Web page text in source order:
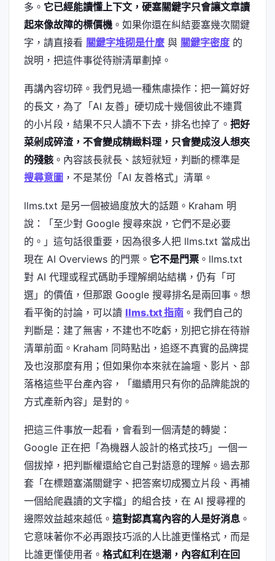
多。 它已經能讀懂上下文，硬塞關鍵字只會讓文章讀
起來像故障的標價機 。如果你還在糾結要塞幾次關鍵
字，請直接看 關鍵字堆砌是什麼 與 關鍵字密度 的
說明，把這件事從待辦清單劃掉。
再講內容切碎。我們見過一種焦慮操作：把一篇好好
的長文，為了「AI 友善」硬切成十幾個彼此不連貫
的小片段，結果不只人讀不下去，排名也掉了。 把好
菜剁成碎渣，不會變成精緻料理，只會變成沒人想夾
的殘骸 。內容該長就長、該短就短，判斷的標準是
搜尋意圖 ，不是某份「AI 友善格式」清單。
llms.txt 是另一個被過度放大的話題。Kraham 明
說：「至少對 Google 搜尋來說，它們不是必要
的。」這句話很重要，因為很多人把 llms.txt 當成出
現在 AI Overviews 的門票。 它不是門票 。llms.txt
對 AI 代理或程式碼助手理解網站結構，仍有「可
選」的價值，但那跟 Google 搜尋排名是兩回事。想
看平衡的討論，可以讀 llms.txt 指南 。我們自己的
判斷是：建了無害，不建也不吃虧，別把它排在待辦
清單前面。Kraham 同時點出，追逐不真實的品牌提
及也沒那麼有用；但如果你本來就在論壇、影片、部
落格這些平台產內容，「繼續用只有你的品牌能說的
方式產新內容」是對的。
把這三件事放一起看，會看到一個清楚的轉變：
Google 正在把「為機器人設計的格式技巧」一個一
個拔掉，把判斷權還給它自己對語意的理解。過去那
套「在標題塞滿關鍵字、把答案切成獨立片段、再補
一個給爬蟲讀的文字檔」的組合技，在 AI 搜尋裡的
邊際效益越來越低。 這對認真寫內容的人是好消息 。
它意味著你不必再跟技巧派的人比誰更懂格式，而是
比誰更懂使用者。 格式紅利在退潮，內容紅利在回